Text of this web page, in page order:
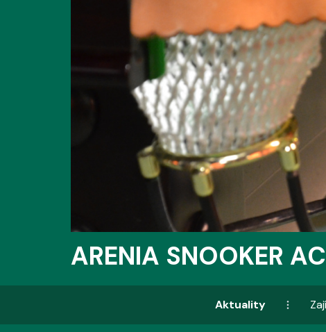
ARENIA SNOOKER
Aktuality